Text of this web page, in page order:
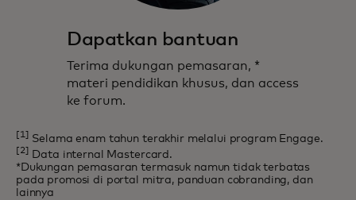
Dapatkan bantuan
Terima dukungan pemasaran, *
materi pendidikan khusus, dan access
ke forum.
[1] Selama enam tahun terakhir melalui program Engage.
[2]
Data internal Mastercard.
*Dukungan pemasaran termasuk namun tidak terbatas
pada promosi di portal mitra, panduan cobranding, dan
lainnya